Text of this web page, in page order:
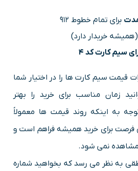
برای تمام خطوط 912
خریدار دارد)
سیم کارت کد 4
تغییرات قیمت سیم کارت ها را در اختیار شما
زمان مناسب برای خرید را بهتر
به اینکه روند قیمت ها معمولاً
برای خرید همیشه فراهم است و
مشاهده نمی شود.
به نظر می رسد که بخواهید شماره